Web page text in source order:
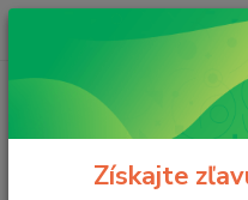
(Po-Pia, 8-17 hod.)
Získajte